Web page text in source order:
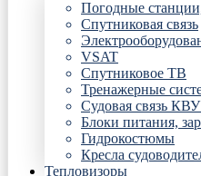
Погодные
Спутниковая связь
VSAT
Спутниковое ТВ
Тренажерные
Судовая связь
Блоки питания,
Гидрокостюмы
Кресла
Тепловизоры